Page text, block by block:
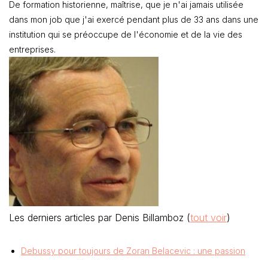
De formation historienne, maîtrise, que je n'ai jamais utilisée
dans mon job que j'ai exercé pendant plus de 33 ans dans une
institution qui se préoccupe de l'économie et de la vie des
entreprises.
Les derniers articles par Denis Billamboz (tout voir)
Debussy pour toujours de Zoran Belacevic : une passion